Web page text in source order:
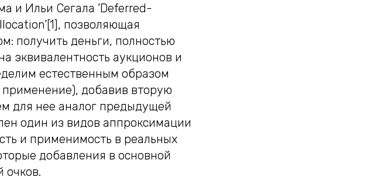
и Ильи Сегала ’Deferred-
позволяющая
получить деньги, полностью
эквивалентность аукционов и
естественным образом
добавив вторую
для нее аналог предыдущей
один из видов аппроксимации
и применимость в реальных
добавления в основной
очков.